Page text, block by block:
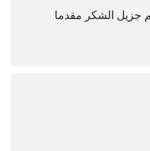
جزيل الشكر مقدما